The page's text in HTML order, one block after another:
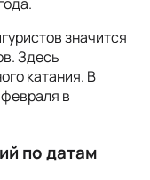
значится
Здесь
катания. В
в
по датам